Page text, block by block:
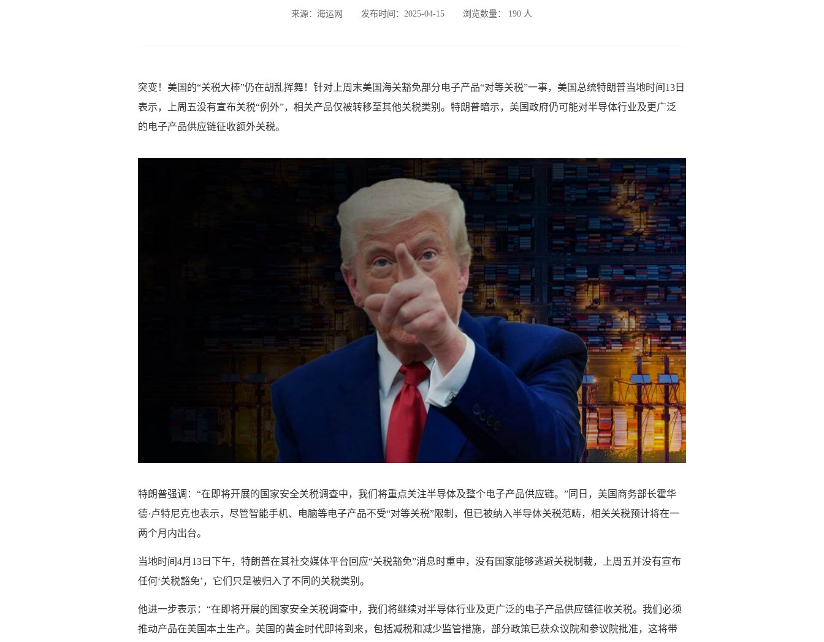
来源：海运网 发布时间：2025-04-15 浏览数量： 190 人
突变！美国的“关税大棒”仍在胡乱挥舞！针对上周末美国海关豁免部分电子产品“对等关税”一事，美国总统特朗普当地时间13日
表示，上周五没有宣布关税“例外”，相关产品仅被转移至其他关税类别。特朗普暗示，美国政府仍可能对半导体行业及更广泛
的电子产品供应链征收额外关税。
特朗普强调：“在即将开展的国家安全关税调查中，我们将重点关注半导体及整个电子产品供应链。”同日，美国商务部长霍华
德·卢特尼克也表示，尽管智能手机、电脑等电子产品不受“对等关税”限制，但已被纳入半导体关税范畴，相关关税预计将在一
两个月内出台。
当地时间4月13日下午，特朗普在其社交媒体平台回应“关税豁免”消息时重申，没有国家能够逃避关税制裁，上周五并没有宣布
任何‘关税豁免’，它们只是被归入了不同的关税类别。
他进一步表示：“在即将开展的国家安全关税调查中，我们将继续对半导体行业及更广泛的电子产品供应链征收关税。我们必须
推动产品在美国本土生产。美国的黄金时代即将到来，包括减税和减少监管措施，部分政策已获众议院和参议院批准，这将带